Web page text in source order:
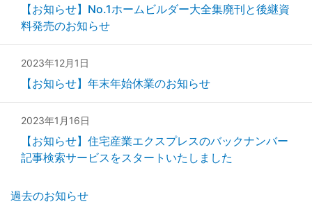
【お知らせ】No.1ホームビルダー大全集廃刊と後継資
料発売のお知らせ
2023年12月1日
【お知らせ】年末年始休業のお知らせ
2023年1月16日
【お知らせ】住宅産業エクスプレスのバックナンバー
記事検索サービスをスタートいたしました
過去のお知らせ